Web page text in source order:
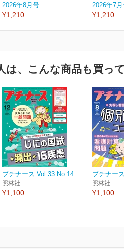
2026年8月号
¥1,210
2026年7月
¥1,210
は、こんな商品も買って
プチナース Vol.33 No.14
照林社
¥1,100
プチナー
照林社
¥1,100